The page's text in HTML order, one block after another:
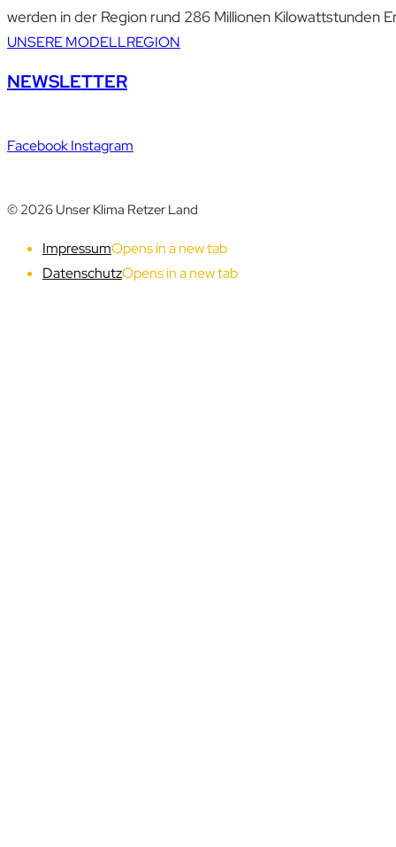
werden in der Region rund 286 Millionen Kilowattstunden
UNSERE MODELLREGION
NEWSLETTER
FacebookInstagram
© 2026 Unser Klima Retzer Land
ImpressumOpens in a new tab
DatenschutzOpens in a new tab